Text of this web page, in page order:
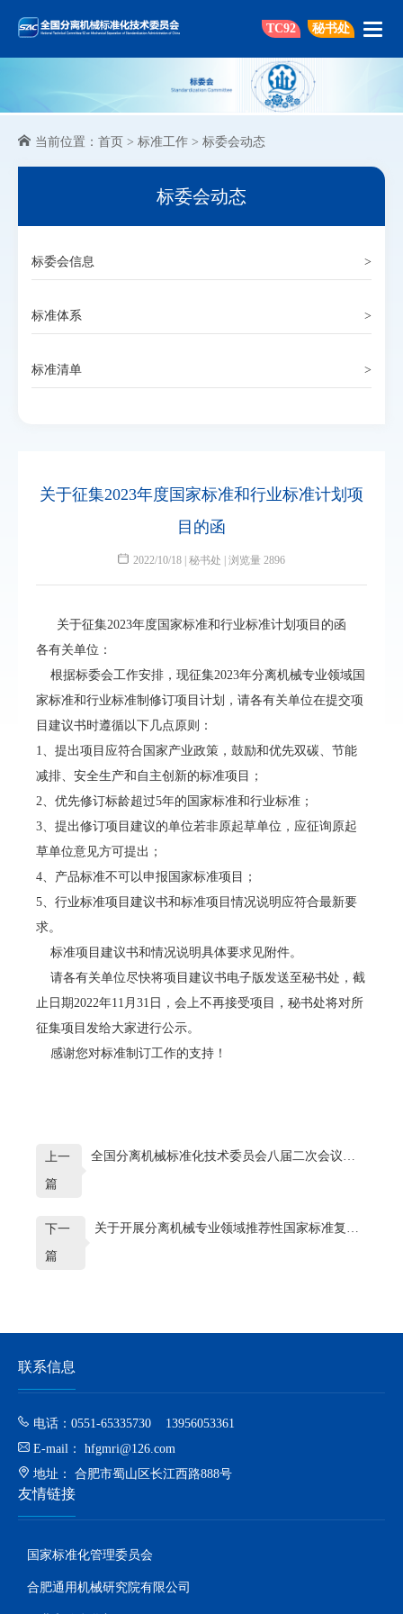
TC92 秘书处
当前位置： 首页 > 标准工作 > 标委会动态
标委会动态
标委会信息 >
标准体系 >
标准清单 >
关于征集2023年度国家标准和行业标准计划项
目的函
2022/10/18 | 秘书处 | 浏览量 2896
关于征集2023年度国家标准和行业标准计划项目的函
各有关单位：
根据标委会工作安排，现征集2023年分离机械专业领域国
家标准和行业标准制修订项目计划，请各有关单位在提交项
目建议书时遵循以下几点原则：
1、提出项目应符合国家产业政策，鼓励和优先双碳、节能
减排、安全生产和自主创新的标准项目；
2、优先修订标龄超过5年的国家标准和行业标准；
3、提出修订项目建议的单位若非原起草单位，应征询原起
草单位意见方可提出；
4、产品标准不可以申报国家标准项目；
5、行业标准项目建议书和标准项目情况说明应符合最新要
求。
标准项目建议书和情况说明具体要求见附件。
请各有关单位尽快将项目建议书电子版发送至秘书处，截
止日期2022年11月31日，会上不再接受项目，秘书处将对所
征集项目发给大家进行公示。
感谢您对标准制订工作的支持！
上一
篇
下一
篇
联系信息
电话：0551-65335730 13956053361
E-mail： hfgmri@126.com
地址： 合肥市蜀山区长江西路888号
友情链接
国家标准化管理委员会
合肥通用机械研究院有限公司